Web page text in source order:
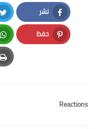
نشر
Facebook
حفظ
Pinterest
Reactions